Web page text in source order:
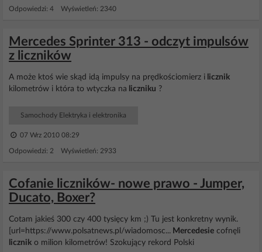
Odpowiedzi: 4 Wyświetleń: 2340
Mercedes Sprinter 313 - odczyt impulsów
z liczników
A może ktoś wie skąd idą impulsy na prędkościomierz i licznik
kilometrów i która to wtyczka na liczniku ?
Samochody Elektryka i elektronika
07 Wrz 2010 08:29
Odpowiedzi: 2 Wyświetleń: 2933
Cofanie liczników- nowe prawo - Jumper,
Ducato, Boxer?
Cotam jakieś 300 czy 400 tysięcy km ;) Tu jest konkretny wynik.
[url=https://www.polsatnews.pl/wiadomosc... Mercedesie cofnęli
licznik o milion kilometrów! Szokujący rekord Polski